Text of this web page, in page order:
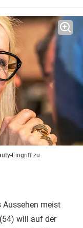
Eingriff zu
meist
will auf der